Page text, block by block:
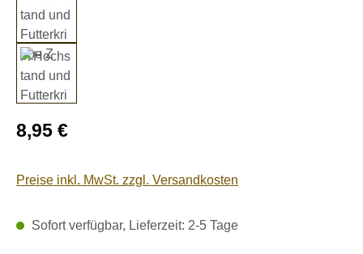
Regulärer Preis:
8,95 €
Preise inkl. MwSt. zzgl. Versandkosten
Sofort verfügbar, Lieferzeit: 2-5 Tage